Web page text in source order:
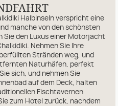
Halbinseln verspricht eine
manche von den schönsten
Sie den Luxus einer Motorjacht
Nehmen Sie Ihre
Stränden weg, und
Naturhäfen, perfekt
sich, und nehmen Sie
auf dem Deck, halten
Fischtavernen
zum Hotel zurück, nachdem